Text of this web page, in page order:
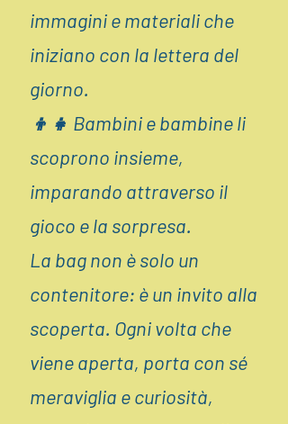
immagini e materiali che
iniziano con la lettera del
giorno.
👦👧 Bambini e bambine li
scoprono insieme,
imparando attraverso il
gioco e la sorpresa.
La bag non è solo un
contenitore: è un invito alla
scoperta. Ogni volta che
viene aperta, porta con sé
meraviglia e curiosità,